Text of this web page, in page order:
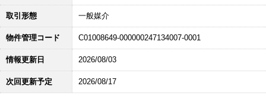
取引形態 一般媒介
物件管理コード C01008649-000000247134007-0001
情報更新日 2026/08/03
次回更新予定 2026/08/17